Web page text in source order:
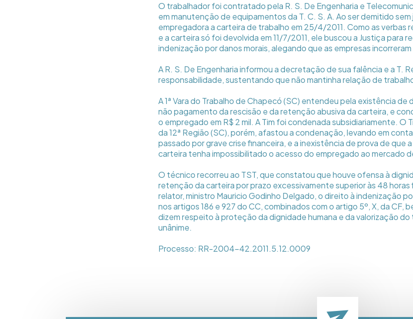
O trabalhador foi contratado pela R. S. De Engenharia e
em manutenção de equipamentos da T. C. S. A. Ao ser demitido
empregadora a carteira de trabalho em 25/4/2011. Como as verbas
e a carteira só foi devolvida em 11/7/2011, ele buscou a Justiça para
indenização por danos morais, alegando que as empresas
A R. S. De Engenharia informou a decretação de sua falência e a T.
responsabilidade, sustentando que não mantinha relação de
A 1ª Vara do Trabalho de Chapecó (SC) entendeu pela existência
não pagamento da rescisão e da retenção abusiva da carteira, e
o empregado em R$ 2 mil. A Tim foi condenada subsidiariamente. O
da 12ª Região (SC), porém, afastou a condenação, levando em
passado por grave crise financeira, e a inexistência de prova de que
carteira tenha impossibilitado o acesso do empregado ao mercado
O técnico recorreu ao TST, que constatou que houve ofensa à
retenção da carteira por prazo excessivamente superior às 48 horas
relator, ministro Mauricio Godinho Delgado, o direito à indenização
nos artigos 186 e 927 do CC, combinados com o artigo 5º, X, da CF,
dizem respeito à proteção da dignidade humana e da valorização
unânime.
Processo: RR-2004-42.2011.5.12.0009